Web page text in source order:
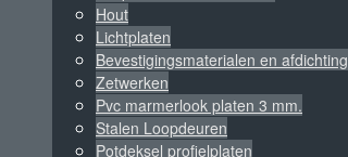
Hout
Lichtplaten
Bevestigingsmaterialen en afdichting
Zetwerken
Pvc marmerlook platen 3 mm.
Stalen Loopdeuren
Potdeksel profielplaten